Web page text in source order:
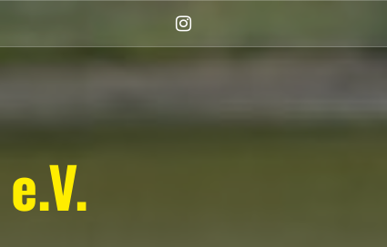
(Damen)